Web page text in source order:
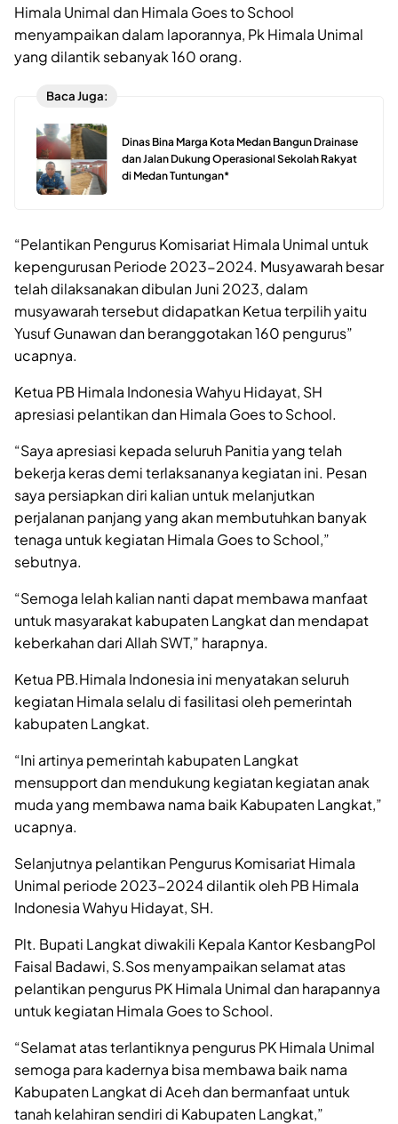
Himala Unimal dan Himala Goes to School
menyampaikan dalam laporannya, Pk Himala Unimal
yang dilantik sebanyak 160 orang.
Baca Juga:
Dinas Bina Marga Kota Medan Bangun Drainase
dan Jalan Dukung Operasional Sekolah Rakyat
di Medan Tuntungan*
“Pelantikan Pengurus Komisariat Himala Unimal untuk
kepengurusan Periode 2023-2024. Musyawarah besar
telah dilaksanakan dibulan Juni 2023, dalam
musyawarah tersebut didapatkan Ketua terpilih yaitu
Yusuf Gunawan dan beranggotakan 160 pengurus”
ucapnya.
Ketua PB Himala Indonesia Wahyu Hidayat, SH
apresiasi pelantikan dan Himala Goes to School.
“Saya apresiasi kepada seluruh Panitia yang telah
bekerja keras demi terlaksananya kegiatan ini. Pesan
saya persiapkan diri kalian untuk melanjutkan
perjalanan panjang yang akan membutuhkan banyak
tenaga untuk kegiatan Himala Goes to School,”
sebutnya.
“Semoga lelah kalian nanti dapat membawa manfaat
untuk masyarakat kabupaten Langkat dan mendapat
keberkahan dari Allah SWT,” harapnya.
Ketua PB.Himala Indonesia ini menyatakan seluruh
kegiatan Himala selalu di fasilitasi oleh pemerintah
kabupaten Langkat.
“Ini artinya pemerintah kabupaten Langkat
mensupport dan mendukung kegiatan kegiatan anak
muda yang membawa nama baik Kabupaten Langkat,”
ucapnya.
Selanjutnya pelantikan Pengurus Komisariat Himala
Unimal periode 2023-2024 dilantik oleh PB Himala
Indonesia Wahyu Hidayat, SH.
Plt. Bupati Langkat diwakili Kepala Kantor KesbangPol
Faisal Badawi, S.Sos menyampaikan selamat atas
pelantikan pengurus PK Himala Unimal dan harapannya
untuk kegiatan Himala Goes to School.
“Selamat atas terlantiknya pengurus PK Himala Unimal
semoga para kadernya bisa membawa baik nama
Kabupaten Langkat di Aceh dan bermanfaat untuk
tanah kelahiran sendiri di Kabupaten Langkat,”